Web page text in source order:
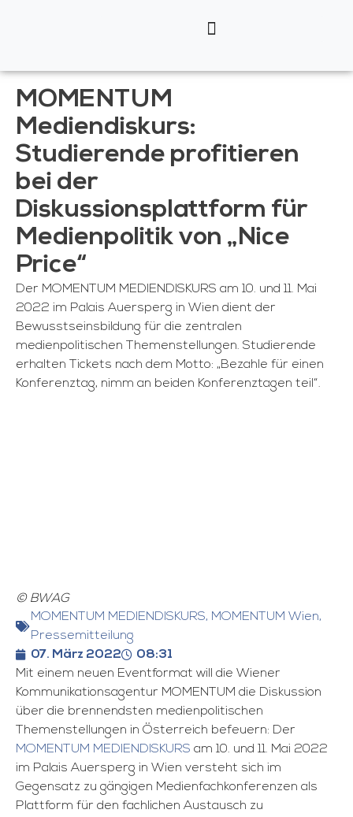
MOMENTUM
Mediendiskurs:
Studierende profitieren
bei der
Diskussionsplattform für
Medienpolitik von „Nice
Price“
Der MOMENTUM MEDIENDISKURS am 10. und 11. Mai
2022 im Palais Auersperg in Wien dient der
Bewusstseinsbildung für die zentralen
medienpolitischen Themenstellungen. Studierende
erhalten Tickets nach dem Motto: „Bezahle für einen
Konferenztag, nimm an beiden Konferenztagen teil“.
© BWAG
MOMENTUM MEDIENDISKURS, MOMENTUM Wien,
Pressemitteilung
07. März 2022
08:31
Mit einem neuen Eventformat will die Wiener
Kommunikationsagentur MOMENTUM die Diskussion
über die brennendsten medienpolitischen
Themenstellungen in Österreich befeuern: Der
MOMENTUM MEDIENDISKURS am 10. und 11. Mai 2022
im Palais Auersperg in Wien versteht sich im
Gegensatz zu gängigen Medienfachkonferenzen als
Plattform für den fachlichen Austausch zu